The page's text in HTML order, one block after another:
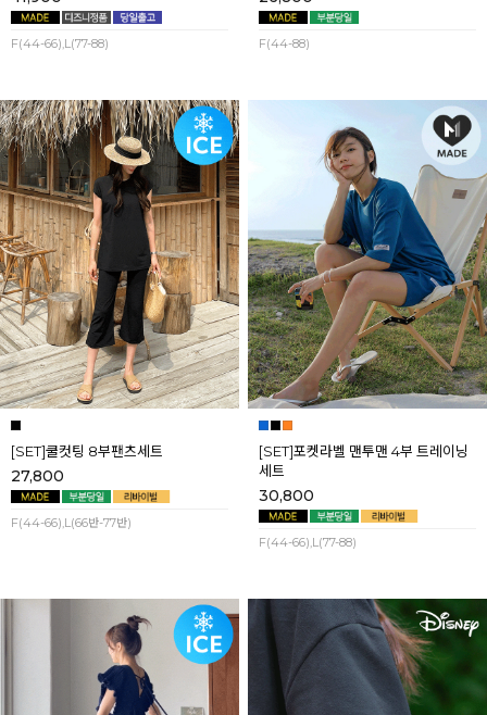
F(44-66),L(77-88) F(44-88)
[SET]쿨컷팅 8부팬츠세트
27,800
F(44-66),L(66반-77반)
[SET]포켓라벨 맨투맨 4부 트레이닝
세트
30,800
F(44-66),L(77-88)